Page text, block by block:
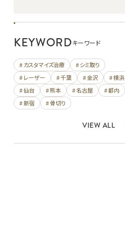
KEYWORDキーワード
# カスタマイズ治療
# シミ取り
# レーザー
# 千葉 # 金沢
# 横浜
# 仙台
# 熊本 # 名古屋
# 都内
# 新宿
# 骨切り
VIEW ALL